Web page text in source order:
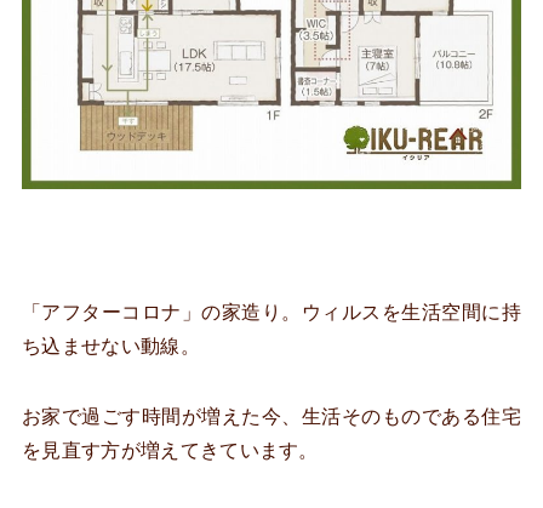
「アフターコロナ」の家造り。ウィルスを生活空間に持
ち込ませない動線。
お家で過ごす時間が増えた今、生活そのものである住宅
を見直す方が増えてきています。